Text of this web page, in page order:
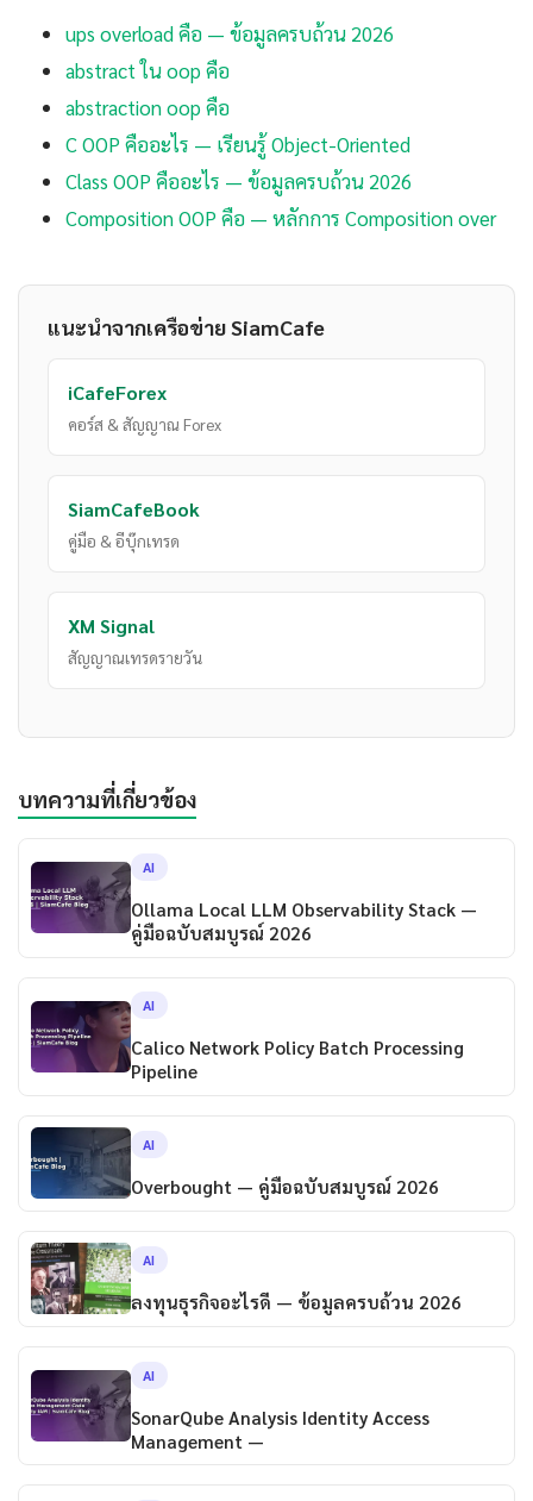
ups overload คือ — ข้อมูลครบถ้วน 2026
abstract ใน oop คือ
abstraction oop คือ
C OOP คืออะไร — เรียนรู้ Object-Oriented
Class OOP คืออะไร — ข้อมูลครบถ้วน 2026
Composition OOP คือ — หลักการ Composition over
แนะนำจากเครือข่าย SiamCafe
iCafeForex
คอร์ส & สัญญาณ Forex
SiamCafeBook
คู่มือ & อีบุ๊กเทรด
XM Signal
สัญญาณเทรดรายวัน
บทความที่เกี่ยวข้อง
AI
Ollama Local LLM Observability Stack —
คู่มือฉบับสมบูรณ์ 2026
AI
Calico Network Policy Batch Processing
Pipeline
AI
Overbought — คู่มือฉบับสมบูรณ์ 2026
AI
ลงทุนธุรกิจอะไรดี — ข้อมูลครบถ้วน 2026
AI
SonarQube Analysis Identity Access
Management —